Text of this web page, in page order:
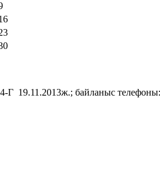
Г 19.11.2013ж.; байланыс